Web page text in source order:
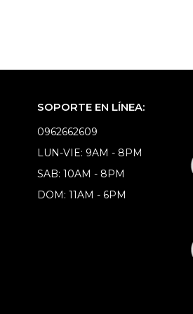
SOPORTE EN LÍNEA:
0962662609
LUN-VIE: 9AM - 8PM
SAB: 10AM - 8PM
DOM: 11AM - 6PM